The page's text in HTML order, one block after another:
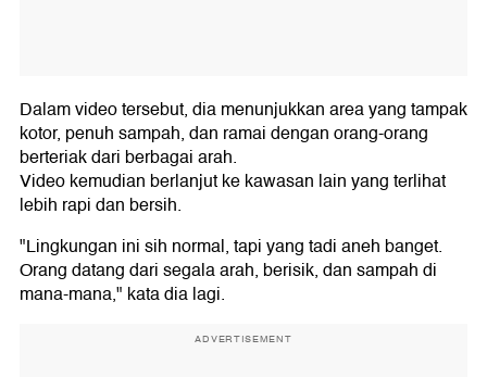
Dalam video tersebut, dia menunjukkan area yang tampak
kotor, penuh sampah, dan ramai dengan orang-orang
berteriak dari berbagai arah.
Video kemudian berlanjut ke kawasan lain yang terlihat
lebih rapi dan bersih.
"Lingkungan ini sih normal, tapi yang tadi aneh banget.
Orang datang dari segala arah, berisik, dan sampah di
mana-mana," kata dia lagi.
ADVERTISEMENT